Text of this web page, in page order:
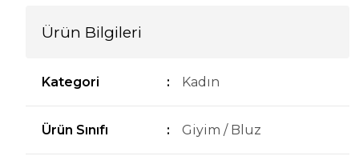
Ürün Bilgileri
Kategori : Kadın
Ürün Sınıfı : Giyim / Bluz